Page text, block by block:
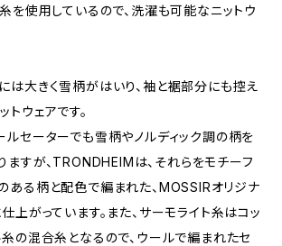
を使用しているので、洗濯も可能なニットウ
は大きく雪柄がはいり、袖と裾部分にも控え
ウェアです。
ルセーターでも雪柄やノルディック調の柄を
ますが、TRONDHEIMは、それらをモチーフ
ある柄と配色で編まれた、MOSSIRオリジナ
上がっています。また、サーモライト糸はコッ
糸の混合糸となるので、ウールで編まれたセ